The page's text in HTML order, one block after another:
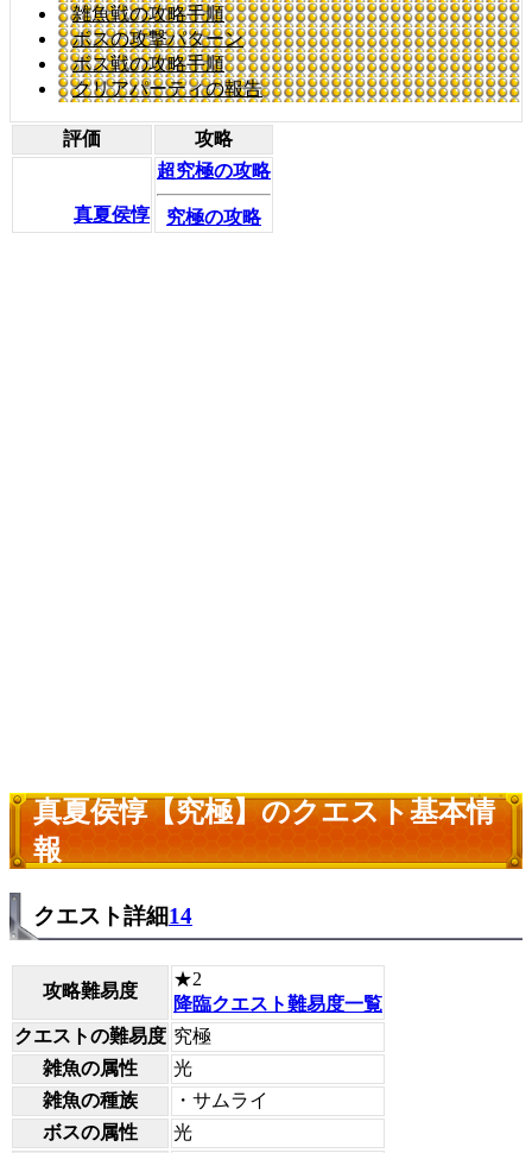
雑魚戦の攻略手順
ボスの攻撃パターン
ボス戦の攻略手順
クリアパーティの報告
評価 攻略
真夏侯惇
超究極の攻略
究極の攻略
真夏侯惇【究極】のクエスト基本情
報
クエスト詳細14
攻略難易度
★2
降臨クエスト難易度一覧
クエストの難易度 究極
雑魚の属性
光
雑魚の種族
・サムライ
ボスの属性
光